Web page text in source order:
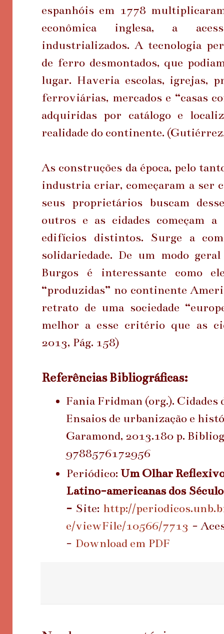
espanhóis em 1778
econômica inglesa, a
industrializados. A tecnologia
de ferro desmontados, que
lugar. Haveria escolas, igrejas,
ferroviárias, mercados e “casas
adquiridas por catálogo e
realidade do continente.
As construções da época, pelo
industria criar, começaram a ser
seus proprietários buscam
outros e as cidades começam
edifícios distintos. Surge a
solidariedade. De um modo
Burgos é interessante como
“produzidas” no continente
retrato de uma sociedade
melhor a esse critério que as
2013, Pág. 158)
Referências Bibliográficas:
Fania Fridman (org.). Cidades
Ensaios de urbanização e
Garamond, 2013.180 p.
9788576172956
Periódico: Um Olhar
Latino-americanas dos
- Site: http://
e/viewFile/10566/7713 -
- Download em PDF